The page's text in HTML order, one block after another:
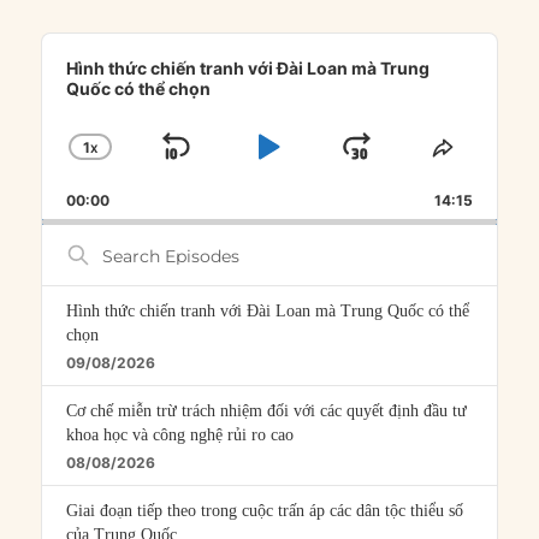
Audio
Player
Hình thức chiến tranh với Đài Loan mà Trung
Quốc có thể chọn
CHANGE
RATE
1X
SKIP
PLAYJUMP
FORWARD
SHARE
00:00 14:15
Search
Episodes
Hình thức chiến tranh với Đài Loan mà Trung Quốc có thể
chọn
09/08/2026
Cơ chế miễn trừ trách nhiệm đối với các quyết định đầu tư
khoa học và công nghệ rủi ro cao
08/08/2026
Giai đoạn tiếp theo trong cuộc trấn áp các dân tộc thiểu số
của Trung Quốc